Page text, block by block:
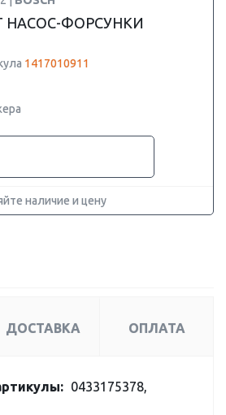
НАСОС-ФОРСУНКИ
1417010911
наличие и цену
ДОСТАВКА ОПЛАТА
0433175378,